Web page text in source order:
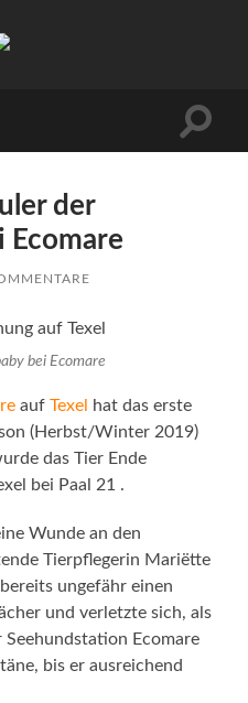
Familie
der
Ecomare
bei Ecomare
aufTexel
hat das erste
(Herbst/Winter 2019)
das Tier Ende
bei Paal 21 .
Wunde an den
Tierpflegerin Mariëtte
ungefähr einen
und verletzte sich, als
Ecomare
bis er ausreichend